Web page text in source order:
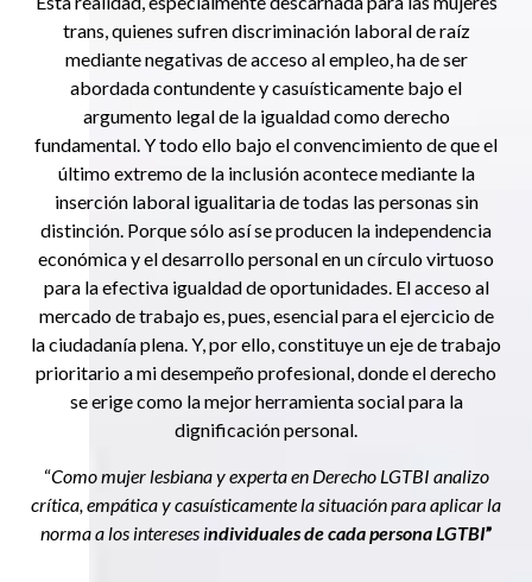
trans, quienes sufren discriminación laboral de raíz
mediante negativas de acceso al empleo, ha de ser
abordada contundente y casuísticamente bajo el
argumento legal de la igualdad como derecho
fundamental. Y todo ello bajo el convencimiento de que el
último extremo de la inclusión acontece mediante la
inserción laboral igualitaria de todas las personas sin
distinción. Porque sólo así se producen la independencia
económica y el desarrollo personal en un círculo virtuoso
para la efectiva igualdad de oportunidades. El acceso al
mercado de trabajo es, pues, esencial para el ejercicio de
la ciudadanía plena. Y, por ello, constituye un eje de trabajo
prioritario a mi desempeño profesional, donde el derecho
se erige como la mejor herramienta social para la
dignificación personal.
“Como mujer lesbiana y experta en Derecho LGTBI analizo
crítica, empática y casuísticamente la situación para aplicar la
norma a los intereses individuales de cada persona LGTBI”